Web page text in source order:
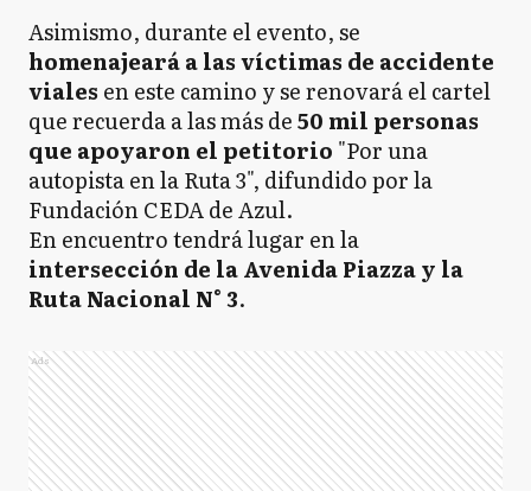
Asimismo, durante el evento, se
homenajeará a las víctimas de accidente
viales en este camino y se renovará el cartel
que recuerda a las más de50 mil personas
que apoyaron el petitorio "Por una
autopista en la Ruta 3", difundido por la
Fundación CEDA de Azul.
En encuentro tendrá lugar en la
intersección de la Avenida Piazza y la
Ruta Nacional N° 3.
Ads